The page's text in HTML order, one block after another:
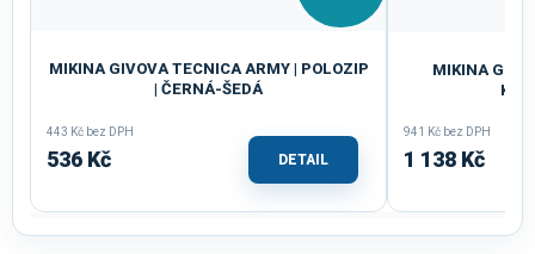
MIKINA GIVOVA TECNICA ARMY | POLOZIP
| ČERNÁ-ŠEDÁ
443 Kč bez DPH
536 Kč DETAIL
MIKINA
941 Kč bez DPH
1 138 Kč